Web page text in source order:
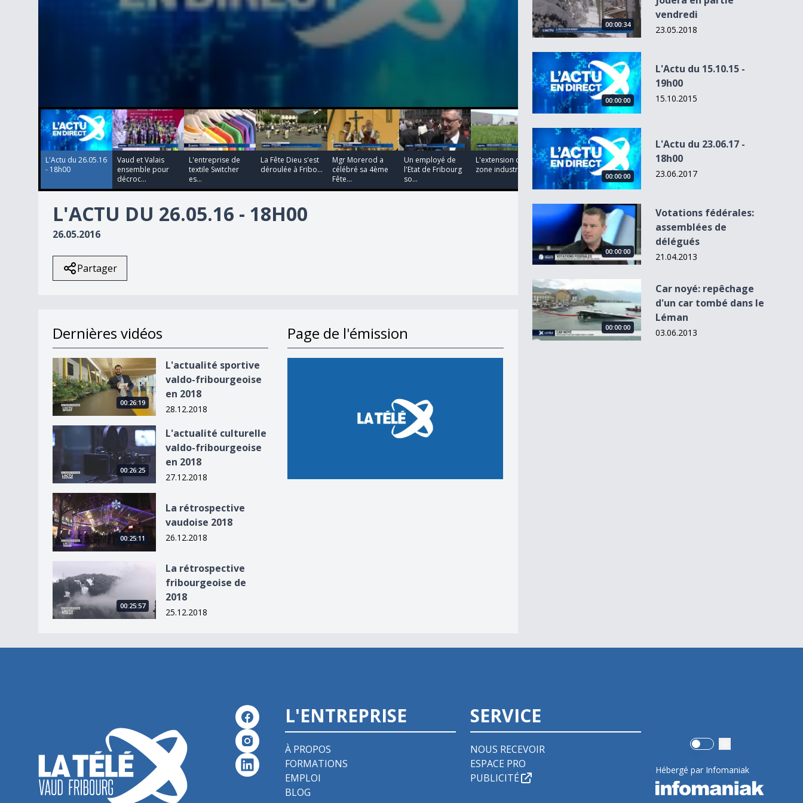
0
seconds
of
secondsVolume
90%
L'Actu du 26.05.16
- 18h00
Vaud et Valais
ensemble pour
décroc...
L'entreprise de
textile Switcher
es...
La Fête Dieu s'est
déroulée à Fribo...
Mgr Morerod a
célébré sa 4ème
Fête...
Un employé de
l'Etat de Fribourg
so...
L'extension de la
zone industrielle...
Les billets se sont
arrachés pour l...
00:02:24
Opération
séduction à
Lausanne pour...
00:00:00
restent nécessaire
pou...
L'ACTU DU 26.05.16 - 18H00
26.05.2016
Partager
Dernières vidéos
L&#039;actualité sportive valdo-fribourgeoise en 2018
00:26:19
L'actualité sportive
valdo-fribourgeoise
en 2018
28.12.2018
L&#039;actualité culturelle valdo-fribourgeoise en 2018
00:26:25
L'actualité culturelle
valdo-fribourgeoise
en 2018
27.12.2018
La rétrospective vaudoise 2018
00:25:11
La rétrospective
vaudoise 2018
26.12.2018
La rétrospective fribourgeoise de 2018
00:25:57
La rétrospective
fribourgeoise de
2018
25.12.2018
Page de l'émission
00:00:34
vendredi
23.05.2018
L&#039;Actu du 15.10.15 - 19h00
00:00:00
L'Actu du 15.10.15 -
19h00
15.10.2015
L&#039;Actu du 23.06.17 - 18h00
00:00:00
L'Actu du 23.06.17 -
18h00
23.06.2017
Votations fédérales: assemblées de délégués
00:00:00
Votations fédérales:
assemblées de
délégués
21.04.2013
Car noyé: repêchage d&#039;un car tombé dans le Léman
00:00:00
Car noyé: repêchage
d'un car tombé dans le
Léman
03.06.2013
L'ENTREPRISE
À PROPOS
FORMATIONS
EMPLOI
BLOG
SERVICE
NOUS RECEVOIR
ESPACE PRO
PUBLICITÉ
Use setting
Hébergé par Infomaniak